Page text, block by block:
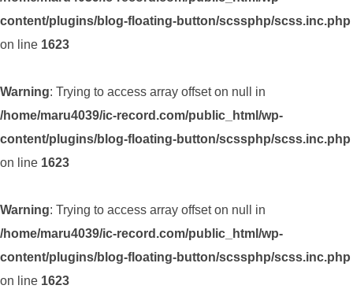
content/plugins/blog-floating-button/scssphp/scss.inc.php
on line 1623
Warning: Trying to access array offset on null in
/home/maru4039/ic-record.com/public_html/wp-
content/plugins/blog-floating-button/scssphp/scss.inc.php
on line 1623
Warning: Trying to access array offset on null in
/home/maru4039/ic-record.com/public_html/wp-
content/plugins/blog-floating-button/scssphp/scss.inc.php
on line 1623